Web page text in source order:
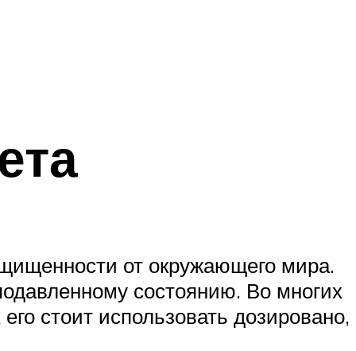
от окружающего мира.
состоянию. Во многих
стоит использовать дозировано,